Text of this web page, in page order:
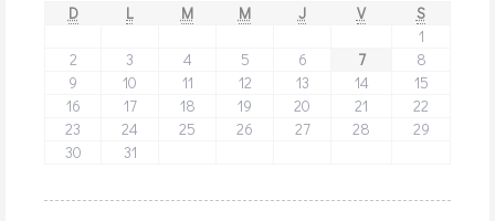
D L M M J V
S
1
2
3 4 5 6 7
8
9
10 11 12 13 14
15
16
17 18 19 20 21
22
23
24 25 26 27 28
29
30
31